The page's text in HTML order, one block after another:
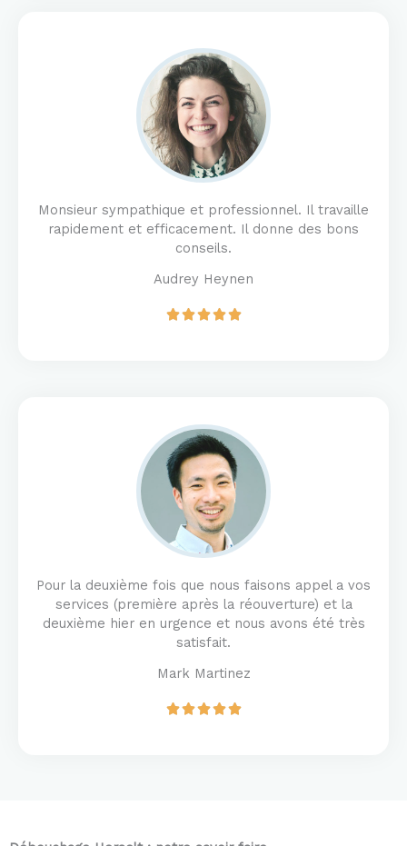
u
t
o
f
5
Monsieur sympathique et professionnel. Il travaille
rapidement et efficacement. Il donne des bons
conseils.
Audrey Heynen

u
Pour la deuxième fois que nous faisons appel a vos
services (première après la réouverture) et la
deuxième hier en urgence et nous avons été très
satisfait.
Mark Martinez
R